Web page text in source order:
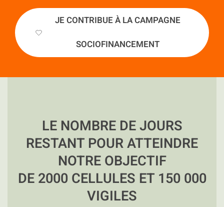
JE CONTRIBUE À LA CAMPAGNE
SOCIOFINANCEMENT
LE NOMBRE DE JOURS
RESTANT POUR ATTEINDRE
NOTRE OBJECTIF
DE 2000 CELLULES ET 150 000
VIGILES